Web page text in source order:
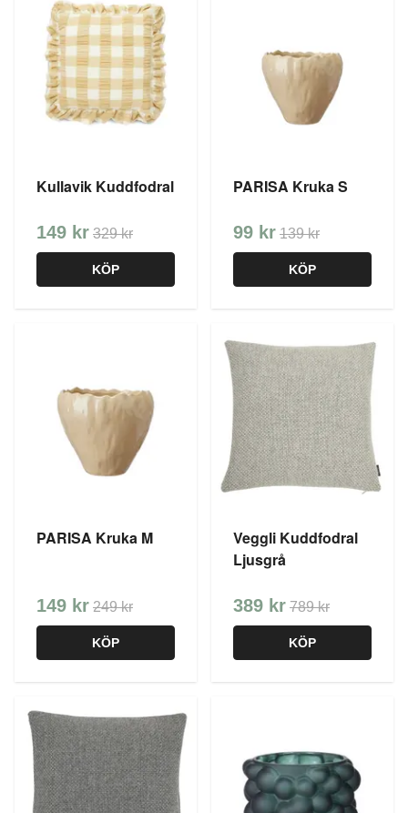
Kullavik Kuddfodral
149 kr 329 kr
KÖP
PARISA Kruka S
99 kr 139 kr
KÖP
PARISA Kruka M
149 kr 249 kr
KÖP
Veggli Kuddfodral
Ljusgrå
389 kr 789 kr
KÖP